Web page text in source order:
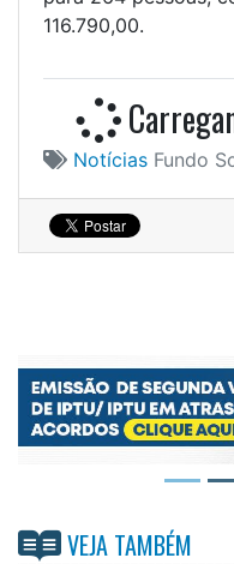
116.790,00.
Notícias Fundo
VEJA TAMBÉM